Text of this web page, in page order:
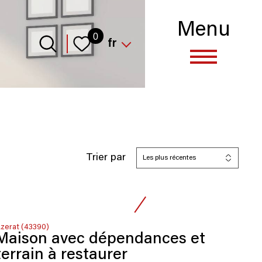
Menu
0 Langue
fr
Trier par Les plus récentes
(43390)
avec dépendances et
à restaurer